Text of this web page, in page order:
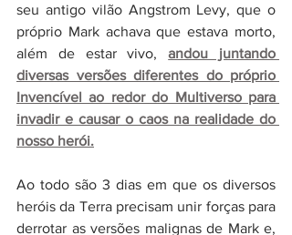
seu antigo vilão Angstrom Levy, que o
próprio Mark achava que estava morto,
além de estar vivo, andou juntando
diversas versões diferentes do próprio
Invencível ao redor do Multiverso para
invadir e causar o caos na realidade do
nosso herói.
Ao todo são 3 dias em que os diversos
heróis da Terra precisam unir forças para
derrotar as versões malignas de Mark e,